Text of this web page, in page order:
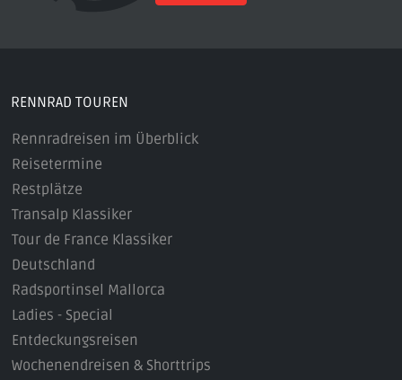
RENNRAD TOUREN
Rennradreisen im Überblick
Reisetermine
Restplätze
Transalp Klassiker
Tour de France Klassiker
Deutschland
Radsportinsel Mallorca
Ladies - Special
Entdeckungsreisen
Wochenendreisen & Shorttrips